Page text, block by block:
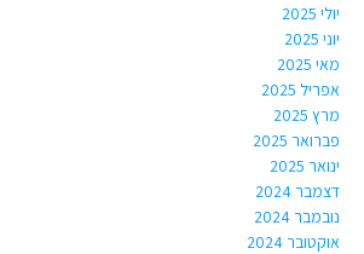
יולי 2025
יוני 2025
מאי 2025
אפריל 2025
מרץ 2025
פברואר 2025
ינואר 2025
דצמבר 2024
נובמבר 2024
אוקטובר 2024